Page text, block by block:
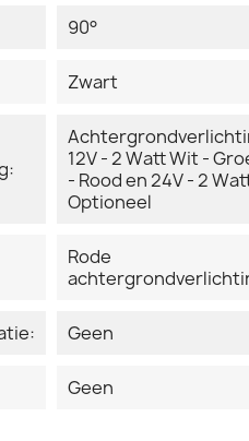
90°
Zwart
12V - 2 Watt Wit -
- Rood en 24V - 2
Optioneel
Rode
Geen
Geen